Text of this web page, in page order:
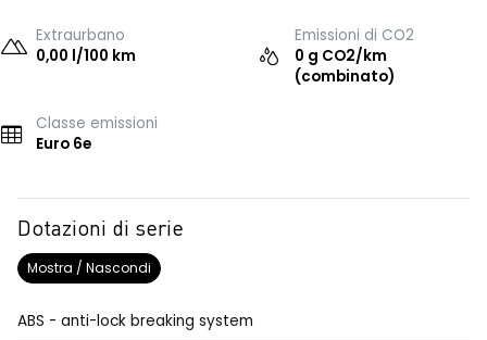
Extraurbano
0,00 l/100 km
Emissioni di CO2
0 g CO2/km
(combinato)
Classe emissioni
Euro 6e
Dotazioni di serie
Mostra / Nascondi
ABS - anti-lock breaking system